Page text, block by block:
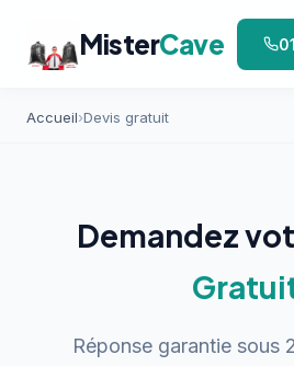
MisterCave
Accueil›Devis gratuit
Demandez
Réponse garantie sous